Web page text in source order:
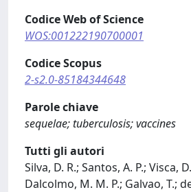
Codice Web of Science
WOS:001222190700001
Codice Scopus
2-s2.0-85184344648
Parole chiave
sequelae; tuberculosis; vaccines
Tutti gli autori
Silva, D. R.; Santos, A. P.; Visca,
Dalcolmo, M. M. P.; Galvao, T.;